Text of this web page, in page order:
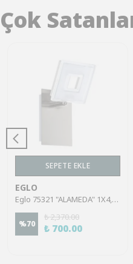
Çok
SEPETE EKLE
EGLO
Eglo 75321 "ALAMEDA" 1X4,5W Çelik Nikel Mat Sıva Üstü Spot
%70
₺ 2,370.00
₺ 700.00